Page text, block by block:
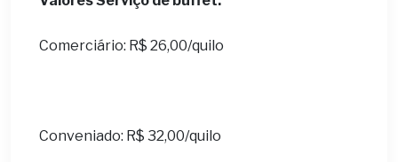
Comerciário: R$ 26,00/quilo
Conveniado: R$ 32,00/quilo